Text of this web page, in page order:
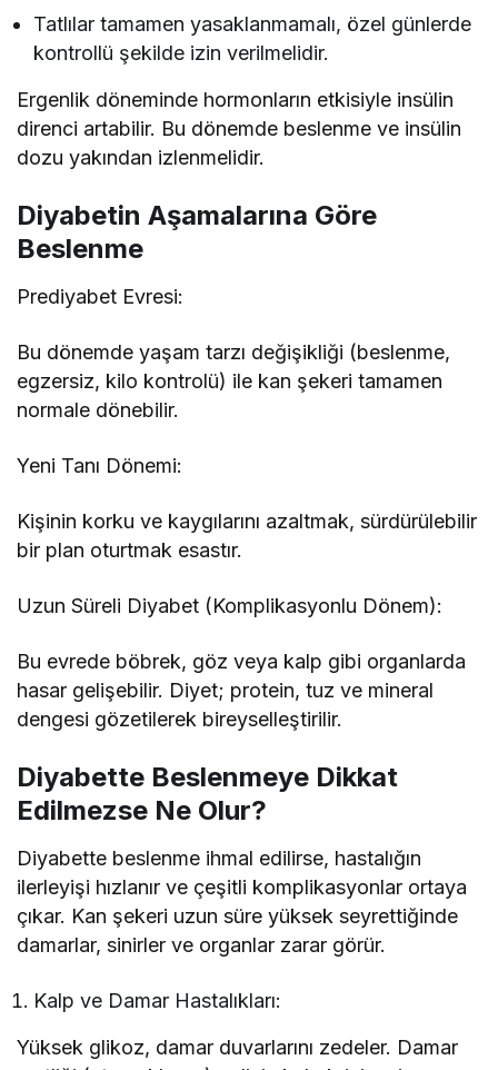
Tatlılar tamamen yasaklanmamalı, özel günlerde
kontrollü şekilde izin verilmelidir.
Ergenlik döneminde hormonların etkisiyle insülin
direnci artabilir. Bu dönemde beslenme ve insülin
dozu yakından izlenmelidir.
Diyabetin Aşamalarına Göre
Beslenme
Prediyabet Evresi:
Bu dönemde yaşam tarzı değişikliği (beslenme,
egzersiz, kilo kontrolü) ile kan şekeri tamamen
normale dönebilir.
Yeni Tanı Dönemi:
Kişinin korku ve kaygılarını azaltmak, sürdürülebilir
bir plan oturtmak esastır.
Uzun Süreli Diyabet (Komplikasyonlu Dönem):
Bu evrede böbrek, göz veya kalp gibi organlarda
hasar gelişebilir. Diyet; protein, tuz ve mineral
dengesi gözetilerek bireyselleştirilir.
Diyabette Beslenmeye Dikkat
Edilmezse Ne Olur?
Diyabette beslenme ihmal edilirse, hastalığın
ilerleyişi hızlanır ve çeşitli komplikasyonlar ortaya
çıkar. Kan şekeri uzun süre yüksek seyrettiğinde
damarlar, sinirler ve organlar zarar görür.
Kalp ve Damar Hastalıkları:
Yüksek glikoz, damar duvarlarını zedeler. Damar